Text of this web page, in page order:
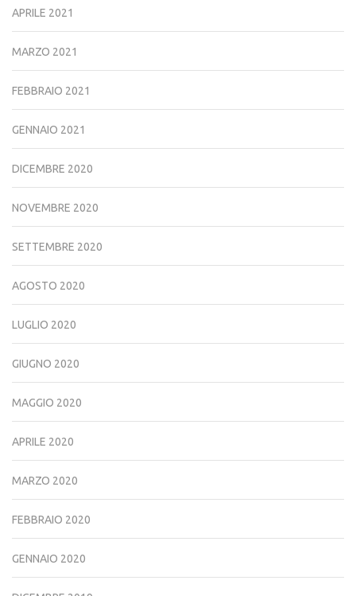
APRILE 2021
MARZO 2021
FEBBRAIO 2021
GENNAIO 2021
DICEMBRE 2020
NOVEMBRE 2020
SETTEMBRE 2020
AGOSTO 2020
LUGLIO 2020
GIUGNO 2020
MAGGIO 2020
APRILE 2020
MARZO 2020
FEBBRAIO 2020
GENNAIO 2020